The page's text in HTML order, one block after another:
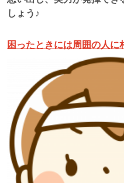
しょう♪
困ったときには周囲の人に